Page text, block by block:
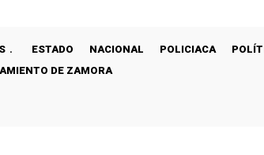
ESTADO NACIONAL POLICIACA
DE ZAMORA